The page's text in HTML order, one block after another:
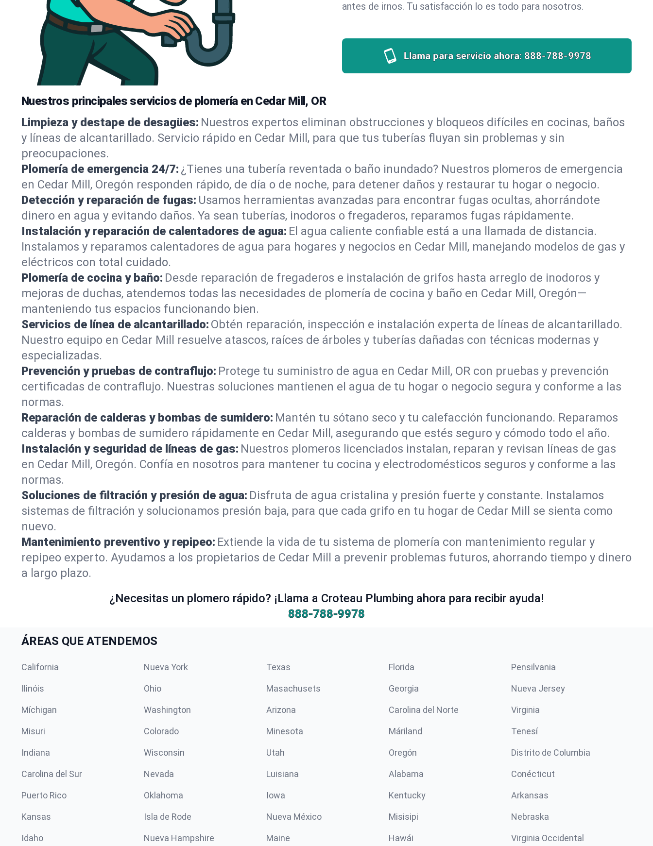
antes de irnos. Tu satisfacción lo es todo para nosotros.
Llama para servicio ahora: 888-788-9978
Nuestros principales servicios de plomería en Cedar Mill, OR
Limpieza y destape de desagües: Nuestros expertos eliminan obstrucciones y bloqueos difíciles en cocinas, baños
y líneas de alcantarillado. Servicio rápido en Cedar Mill, para que tus tuberías fluyan sin problemas y sin
preocupaciones.
Plomería de emergencia 24/7: ¿Tienes una tubería reventada o baño inundado? Nuestros plomeros de emergencia
en Cedar Mill, Oregón responden rápido, de día o de noche, para detener daños y restaurar tu hogar o negocio.
Detección y reparación de fugas: Usamos herramientas avanzadas para encontrar fugas ocultas, ahorrándote
dinero en agua y evitando daños. Ya sean tuberías, inodoros o fregaderos, reparamos fugas rápidamente.
Instalación y reparación de calentadores de agua: El agua caliente confiable está a una llamada de distancia.
Instalamos y reparamos calentadores de agua para hogares y negocios en Cedar Mill, manejando modelos de gas y
eléctricos con total cuidado.
Plomería de cocina y baño: Desde reparación de fregaderos e instalación de grifos hasta arreglo de inodoros y
mejoras de duchas, atendemos todas las necesidades de plomería de cocina y baño en Cedar Mill, Oregón—
manteniendo tus espacios funcionando bien.
Servicios de línea de alcantarillado: Obtén reparación, inspección e instalación experta de líneas de alcantarillado.
Nuestro equipo en Cedar Mill resuelve atascos, raíces de árboles y tuberías dañadas con técnicas modernas y
especializadas.
Prevención y pruebas de contraflujo: Protege tu suministro de agua en Cedar Mill, OR con pruebas y prevención
certificadas de contraflujo. Nuestras soluciones mantienen el agua de tu hogar o negocio segura y conforme a las
normas.
Reparación de calderas y bombas de sumidero: Mantén tu sótano seco y tu calefacción funcionando. Reparamos
calderas y bombas de sumidero rápidamente en Cedar Mill, asegurando que estés seguro y cómodo todo el año.
Instalación y seguridad de líneas de gas: Nuestros plomeros licenciados instalan, reparan y revisan líneas de gas
en Cedar Mill, Oregón. Confía en nosotros para mantener tu cocina y electrodomésticos seguros y conforme a las
normas.
Soluciones de filtración y presión de agua: Disfruta de agua cristalina y presión fuerte y constante. Instalamos
sistemas de filtración y solucionamos presión baja, para que cada grifo en tu hogar de Cedar Mill se sienta como
nuevo.
Mantenimiento preventivo y repipeo: Extiende la vida de tu sistema de plomería con mantenimiento regular y
repipeo experto. Ayudamos a los propietarios de Cedar Mill a prevenir problemas futuros, ahorrando tiempo y dinero
a largo plazo.
¿Necesitas un plomero rápido? ¡Llama a Croteau Plumbing ahora para recibir ayuda!
888-788-9978
ÁREAS QUE ATENDEMOS
California Nueva York Texas Florida Pensilvania
Ilinóis Ohio Masachusets Georgia Nueva Jersey
Míchigan Washington Arizona Carolina del Norte Virginia
Misuri Colorado Minesota Máriland Tenesí
Indiana Wisconsin Utah Oregón Distrito de Columbia
Carolina del Sur Nevada Luisiana Alabama Conécticut
Puerto Rico Oklahoma Iowa Kentucky Arkansas
Kansas Isla de Rode Nueva México Misisipi Nebraska
Idaho Nueva Hampshire Maine Hawái Virginia Occidental